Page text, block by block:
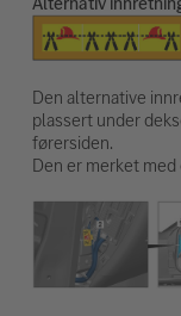
Den alternative
plassert under
førersiden.
Den er merket